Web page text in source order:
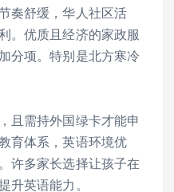
奏舒缓，华人社区活
。优质且经济的家政服
分项。特别是北方寒冷
且需持外国绿卡才能申
育体系，英语环境优
许多家长选择让孩子在
升英语能力。